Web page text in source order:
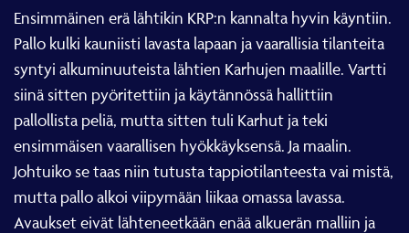
Ensimmäinen erä lähtikin KRP:n kannalta hyvin käyntiin.
Pallo kulki kauniisti lavasta lapaan ja vaarallisia tilanteita
syntyi alkuminuuteista lähtien Karhujen maalille. Vartti
siinä sitten pyöritettiin ja käytännössä hallittiin
pallollista peliä, mutta sitten tuli Karhut ja teki
ensimmäisen vaarallisen hyökkäyksensä. Ja maalin.
Johtuiko se taas niin tutusta tappiotilanteesta vai mistä,
mutta pallo alkoi viipymään liikaa omassa lavassa.
Avaukset eivät lähteneetkään enää alkuerän malliin ja